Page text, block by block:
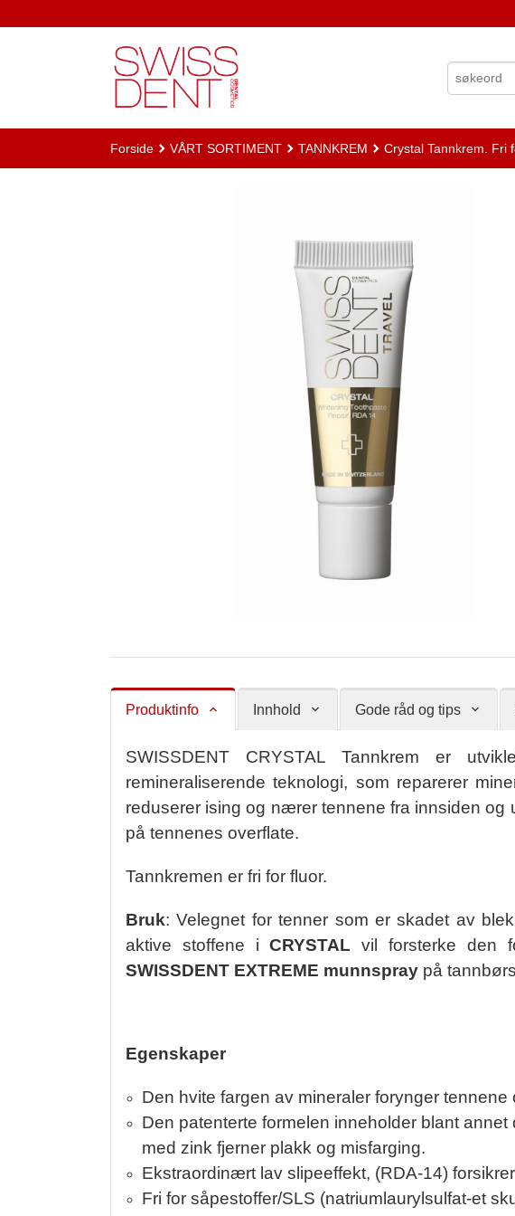
til
Forside VÅRT SORTIMENT TANNKREM Crystal Tannkrem. Fri
Produktinfo Innhold Gode råd og tips
SWISSDENT CRYSTAL Tannkrem er
remineraliserende teknologi, som reparerer
reduserer ising og nærer tennene fra innsiden og
på tennenes overflate.
Tannkremen er fri for fluor.
Bruk: Velegnet for tenner som er skadet av
aktive stoffene iCRYSTAL vil forsterke den
SWISSDENT EXTREME munnspray på
Egenskaper
Den hvite fargen av mineraler forynger
Den patenterte formelen inneholder blant
med zink fjerner plakk og misfarging.
Ekstraordinært lav slipeeffekt, (RDA-14)
Fri for såpestoffer/SLS (natriumlaurylsulfat-et